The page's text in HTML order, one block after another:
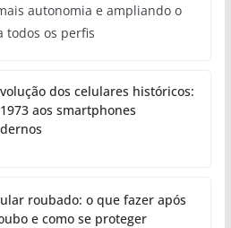
autonomia e ampliando o
todos os perfis
dos celulares históricos:
aos smartphones
roubado: o que fazer após
e como se proteger